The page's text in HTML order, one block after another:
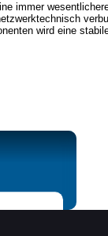
immer
wird eine